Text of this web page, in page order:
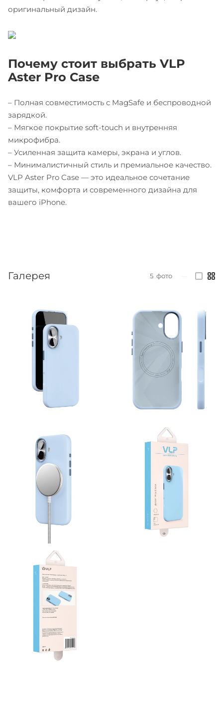
оригинальный дизайн.
Почему стоит выбрать VLP
Aster Pro Case
– Полная совместимость с MagSafe и беспроводной
зарядкой.
– Мягкое покрытие soft-touch и внутренняя
микрофибра.
– Усиленная защита камеры, экрана и углов.
– Минималистичный стиль и премиальное качество.
VLP Aster Pro Case — это идеальное сочетание
защиты, комфорта и современного дизайна для
вашего iPhone.
Галерея 5 фото